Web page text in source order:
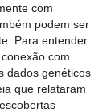
com
podem ser
Para entender
com
dados genéticos
que relataram